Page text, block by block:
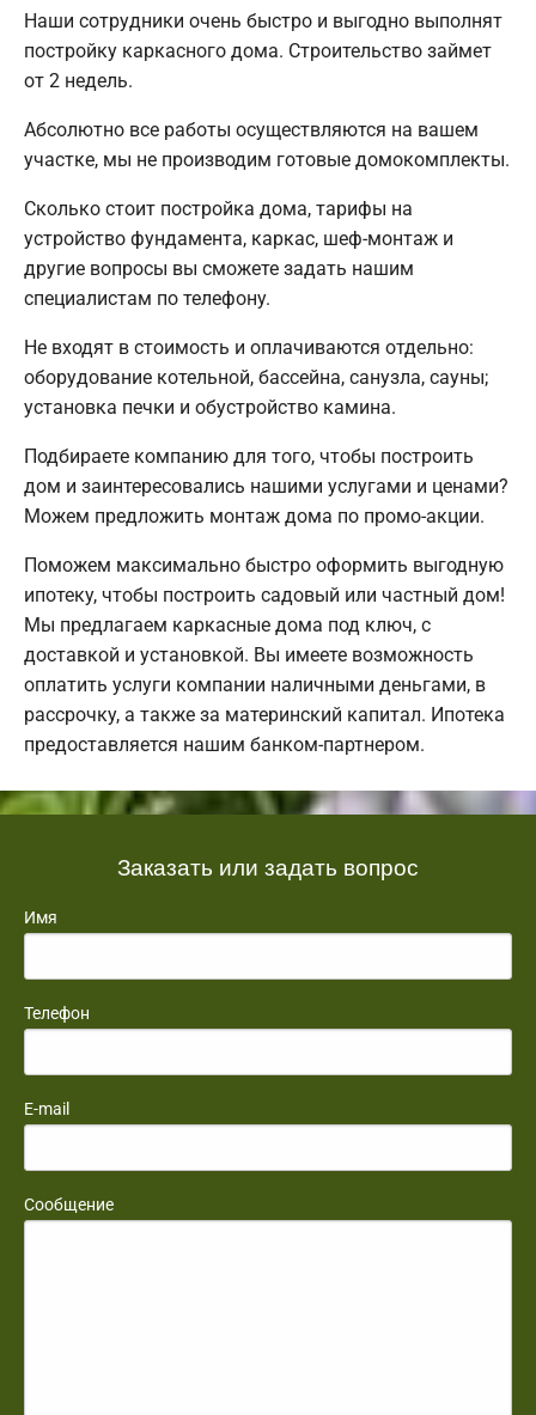
Наши сотрудники очень быстро и выгодно выполнят
постройку каркасного дома. Строительство займет
от 2 недель.
Абсолютно все работы осуществляются на вашем
участке, мы не производим готовые домокомплекты.
Сколько стоит постройка дома, тарифы на
устройство фундамента, каркас, шеф-монтаж и
другие вопросы вы сможете задать нашим
специалистам по телефону.
Не входят в стоимость и оплачиваются отдельно:
оборудование котельной, бассейна, санузла, сауны;
установка печки и обустройство камина.
Подбираете компанию для того, чтобы построить
дом и заинтересовались нашими услугами и ценами?
Можем предложить монтаж дома по промо-акции.
Поможем максимально быстро оформить выгодную
ипотеку, чтобы построить садовый или частный дом!
Мы предлагаем каркасные дома под ключ, с
доставкой и установкой. Вы имеете возможность
оплатить услуги компании наличными деньгами, в
рассрочку, а также за материнский капитал. Ипотека
предоставляется нашим банком-партнером.
Заказать или задать вопрос
Имя
Телефон
E-mail
Сообщение